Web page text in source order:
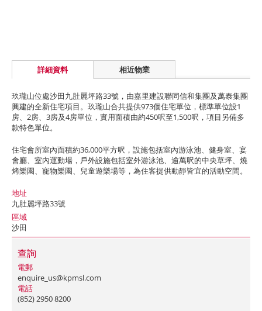
詳細資料 相近物業
玖瓏山位處沙田九肚麗坪路33號，由嘉里建設聯同信和集團及萬泰集團
興建的全新住宅項目。玖瓏山合共提供973個住宅單位，標準單位設1
房、2房、3房及4房單位，實用面積由約450呎至1,500呎，項目另備多
款特色單位。
住宅會所室內面積約36,000平方呎，設施包括室內游泳池、健身室、宴
會廳、室內運動場，戶外設施包括室外游泳池、逾萬呎的中央草坪、燒
烤樂園、寵物樂園、兒童遊樂場等，為住客提供動靜皆宜的活動空間。
地址
九肚麗坪路33號
區域
沙田
查詢
電郵
enquire_us@kpmsl.com
電話
(852) 2950 8200